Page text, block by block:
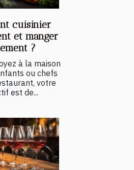
cuisinier
et manger
?
à la maison
ou chefs
votre
est de...